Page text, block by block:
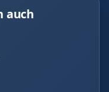
auch